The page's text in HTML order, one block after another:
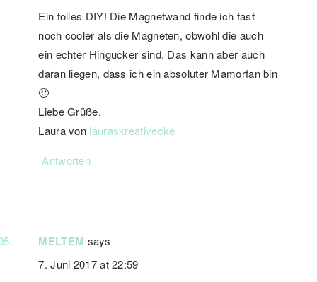
Ein tolles DIY! Die Magnetwand finde ich fast
noch cooler als die Magneten, obwohl die auch
ein echter Hingucker sind. Das kann aber auch
daran liegen, dass ich ein absoluter Mamorfan bin
🙂
Liebe Grüße,
Laura von lauraskreativecke
Antworten
MELTEM says
7. Juni 2017 at 22:59